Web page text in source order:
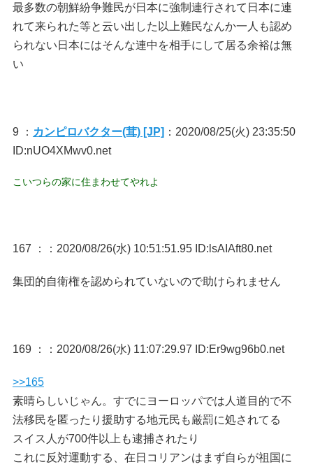
最多数の朝鮮紛争難民が日本に強制連行されて日本に連
れて来られた等と云い出した以上難民なんか一人も認め
られない日本にはそんな連中を相手にして居る余裕は無
い
9 ： カンピロバクター(茸) [JP] ：2020/08/25(火) 23:35:50
ID:nUO4XMwv0.net
こいつらの家に住まわせてやれよ
167 ： ：2020/08/26(水) 10:51:51.95 ID:lsAIAft80.net
集団的自衛権を認められていないので助けられません
169 ： ：2020/08/26(水) 11:07:29.97 ID:Er9wg96b0.net
>>165
素晴らしいじゃん。すでにヨーロッパでは人道目的で不
法移民を匿ったり援助する地元民も厳罰に処されてる
スイス人が700件以上も逮捕されたり
これに反対運動する、在日コリアンはまず自らが祖国に